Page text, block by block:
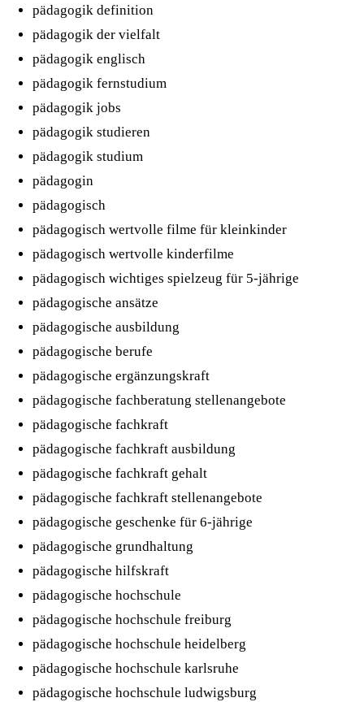
pädagogik definition
pädagogik der vielfalt
pädagogik englisch
pädagogik fernstudium
pädagogik jobs
pädagogik studieren
pädagogik studium
pädagogin
pädagogisch
pädagogisch wertvolle filme für kleinkinder
pädagogisch wertvolle kinderfilme
pädagogisch wichtiges spielzeug für 5-jährige
pädagogische ansätze
pädagogische ausbildung
pädagogische berufe
pädagogische ergänzungskraft
pädagogische fachberatung stellenangebote
pädagogische fachkraft
pädagogische fachkraft ausbildung
pädagogische fachkraft gehalt
pädagogische fachkraft stellenangebote
pädagogische geschenke für 6-jährige
pädagogische grundhaltung
pädagogische hilfskraft
pädagogische hochschule
pädagogische hochschule freiburg
pädagogische hochschule heidelberg
pädagogische hochschule karlsruhe
pädagogische hochschule ludwigsburg